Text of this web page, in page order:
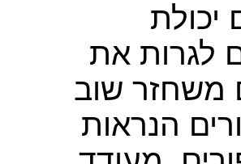
יכולת
לגרות את
משחזר שוב
הנראות